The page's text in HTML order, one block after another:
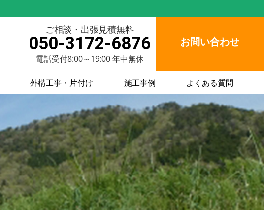
ご相談・出張見積無料
050-3172-6876
電話受付8:00～19:00 年中無休
お問い合わせ
外構工事・片付け 施工事例 よくある質問